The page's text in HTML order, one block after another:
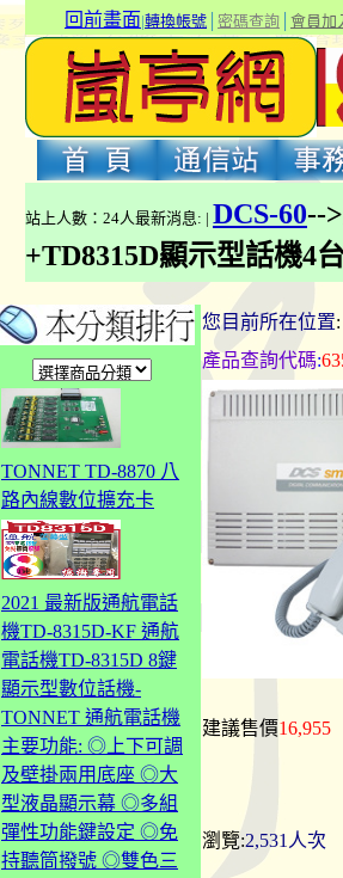
回前畫面|轉換帳號 密碼查詢 會員加
站上人數：24人最新消息: | DCS-60--
+TD8315D顯示型話機4
TONNET TD-8870 八
路內線數位擴充卡
2021 最新版通航電話
機TD-8315D-KF 通航
電話機TD-8315D 8鍵
顯示型數位話機-
TONNET 通航電話機
主要功能: ◎上下可調
及壁掛兩用底座 ◎大
型液晶顯示幕 ◎多組
彈性功能鍵設定 ◎免
持聽筒撥號 ◎雙色三
您目前所在位置:
產品查詢代碼:
建議售價16,955
瀏覽:2,531人次